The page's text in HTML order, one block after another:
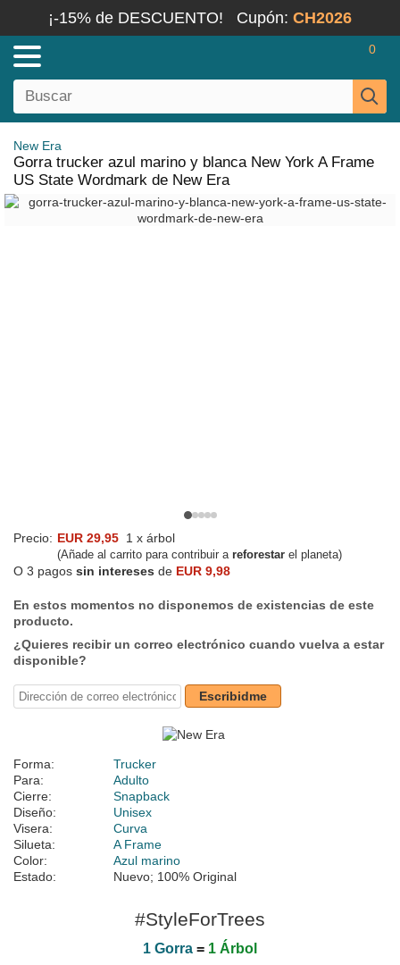
¡-15% de DESCUENTO! Cupón: CH2026
0
New Era
Gorra trucker azul marino y blanca New York A Frame
US State Wordmark de New Era
Precio: EUR 29,95 1 x árbol
(Añade al carrito para contribuir a reforestar el planeta)
O 3 pagos sin intereses de EUR 9,98
En estos momentos no disponemos de existencias de este
producto.
¿Quieres recibir un correo electrónico cuando vuelva a estar
disponible?
Escribidme
Forma:
Trucker
Para:
Adulto
Cierre:
Snapback
Diseño:
Unisex
Visera:
Curva
Silueta:
A Frame
Color:
Azul marino
Estado:
Nuevo; 100% Original
#StyleForTrees
1 Gorra = 1 Árbol